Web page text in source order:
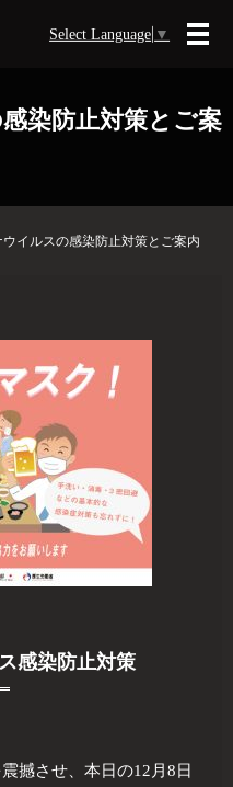
メ
Select Language ▼
染防止対策とご案
イルスの感染防止対策とご案内
感染防止対策
撼させ、本日の12月8日